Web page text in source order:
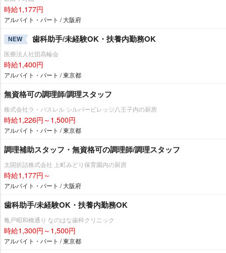
時給1,177円
アルバイト・パート / 大阪府
NEW 歯科助手/未経験OK・扶養内勤務OK
医療法人社団高輪会
時給1,400円
アルバイト・パート / 東京都
無資格可の調理師/調理スタッフ
株式会社ラ・パスレル シルバービレッジ八王子内の厨房
時給1,226円～1,500円
アルバイト・パート / 東京都
調理補助スタッフ・無資格可の調理師/調理スタッフ
太閤折詰株式会社 上町みどり保育園内の厨房
時給1,177円～
アルバイト・パート / 大阪府
歯科助手/未経験OK・扶養内勤務OK
亀戸昭和橋通り なのはな歯科クリニック
時給1,300円～1,500円
アルバイト・パート / 東京都